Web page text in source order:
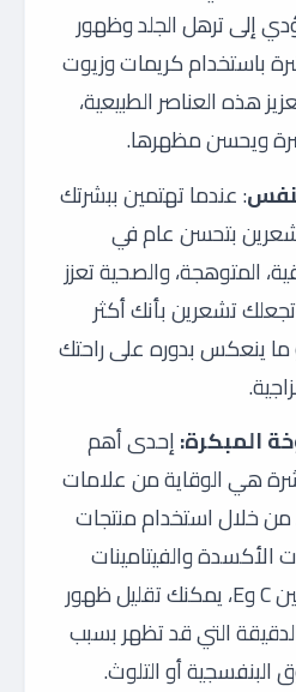
إلى ترهل الجلد وظهور
باستخدام كريمات وزيوت
هذه العناصر الطبيعية،
ويحسن مظهرها.
: عندما تهتمين ببشرتك
بتحسن عام في
المتوهجة، والصحية تعزز
تشعرين بأنك أكثر
ما ينعكس بدوره على راحتك
المبكرة:إحدى أهم
هي الوقاية من علامات
من خلال استخدام منتجات
والفيتامينات
الضرورية مثل فيتامين C وE، يمكنك تقليل ظهور
التي قد تظهر بسبب
أو التلوث.